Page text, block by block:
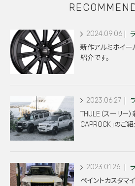
2024.09.06
新作アルミホイー
紹介です。
2023.06.27
THULE（スーリー
CAPROCK」のご紹
2023.01.26
ペイントカスタマ